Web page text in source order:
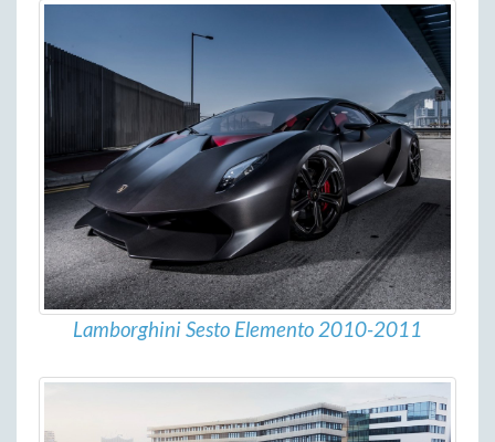
Lamborghini Sesto Elemento 2010-2011